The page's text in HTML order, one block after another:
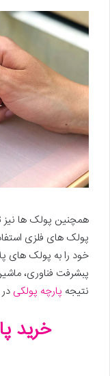
همچنین پولک ها نیز
پولک های فلزی
خود را به پولک های
پبشرفت فناوری،
نتیجه پارچه پولکی
خرید